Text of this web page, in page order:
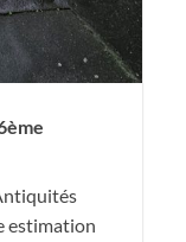
estimation